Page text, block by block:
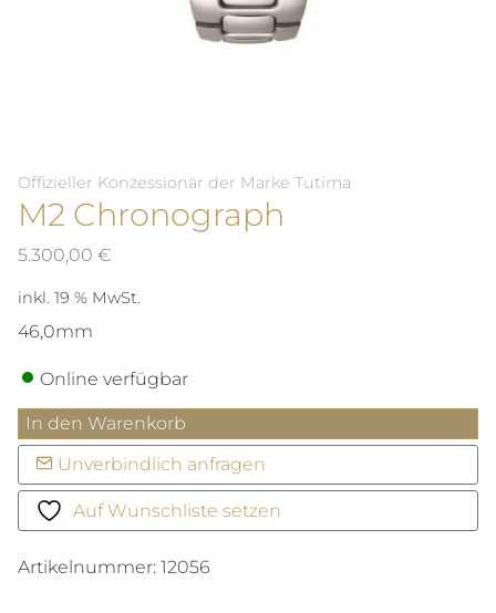
Offizieller Konzessionär der Marke Tutima
M2 Chronograph
5.300,00 €
inkl. 19 % MwSt.
46,0mm
Online verfügbar
M2
Chronograph
Menge
In den Warenkorb
Unverbindlich anfragen
Auf Wunschliste setzen
Artikelnummer: 12056